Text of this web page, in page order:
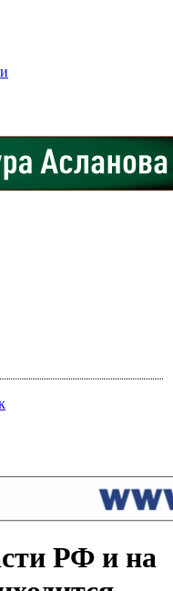
РФ и на